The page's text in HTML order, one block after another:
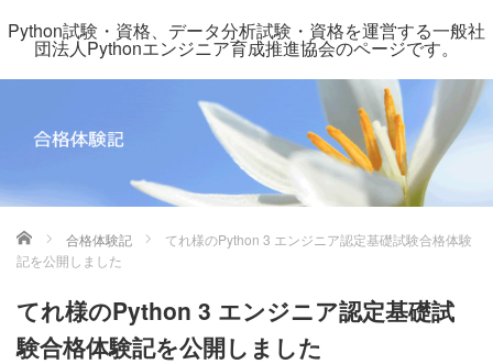
Python試験・資格、データ分析試験・資格を運営する一般社
団法人Pythonエンジニア育成推進協会のページです。
ホーム 合格体験記
てれ様のPython 3 エンジニア認定基礎試験合格体験
記を公開しました
てれ様のPython 3 エンジニア認定基礎試
験合格体験記を公開しました